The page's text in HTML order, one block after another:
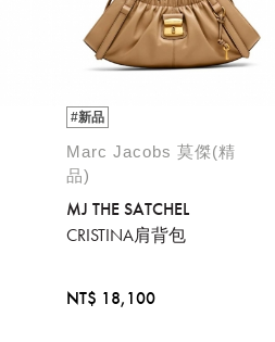
#新品
Marc Jacobs 莫傑(精
品)
MJ THE SATCHEL
CRISTINA肩背包
NT$ 18,100